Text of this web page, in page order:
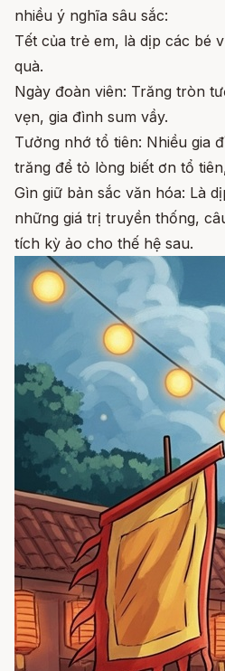
nhiều ý nghĩa sâu sắc:
Tết của trẻ em, là dịp các bé
quà.
Ngày đoàn viên: Trăng tròn
vẹn, gia đình sum vầy.
Tưởng nhớ tổ tiên: Nhiều gia
trăng để tỏ lòng biết ơn tổ
Gìn giữ bản sắc văn hóa: Là
những giá trị truyền thống,
tích kỳ ảo cho thế hệ sau.